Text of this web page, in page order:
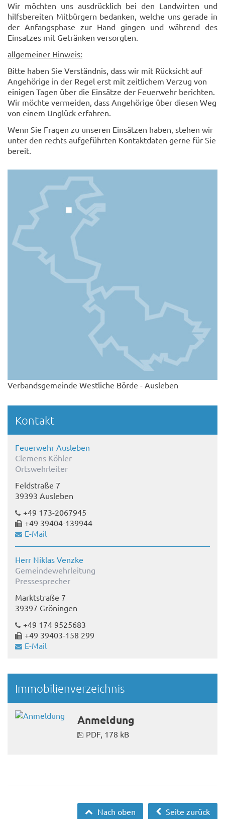
Wir möchten uns ausdrücklich bei den Landwirten und
hilfsbereiten Mitbürgern bedanken, welche uns gerade in
der Anfangsphase zur Hand gingen und während des
Einsatzes mit Getränken versorgten.
allgemeiner Hinweis:
Bitte haben Sie Verständnis, dass wir mit Rücksicht auf
Angehörige in der Regel erst mit zeitlichem Verzug von
einigen Tagen über die Einsätze der Feuerwehr berichten.
Wir möchte vermeiden, dass Angehörige über diesen Weg
von einem Unglück erfahren.
Wenn Sie Fragen zu unseren Einsätzen haben, stehen wir
unter den rechts aufgeführten Kontaktdaten gerne für Sie
bereit.
Verbandsgemeinde Westliche Börde - Ausleben
Kontakt
Feuerwehr Ausleben
Clemens Köhler
Ortswehrleiter
Feldstraße 7
39393 Ausleben
+49 173-2067945
+49 39404-139944
E-Mail
Herr Niklas Venzke
Gemeindewehrleitung
Pressesprecher
Marktstraße 7
39397 Gröningen
+49 174 9525683
+49 39403-158 299
E-Mail
Immobilienverzeichnis
Anmeldung
PDF, 178 kB
Seite zurück
Nach oben